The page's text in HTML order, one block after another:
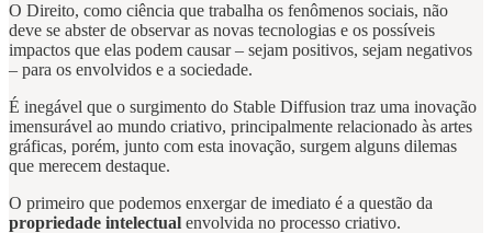
O Direito, como ciência que trabalha os fenômenos sociais, não
deve se abster de observar as novas tecnologias e os possíveis
impactos que elas podem causar – sejam positivos, sejam negativos
– para os envolvidos e a sociedade.
É inegável que o surgimento do Stable Diffusion traz uma inovação
imensurável ao mundo criativo, principalmente relacionado às artes
gráficas, porém, junto com esta inovação, surgem alguns dilemas
que merecem destaque.
O primeiro que podemos enxergar de imediato é a questão da
propriedade intelectual envolvida no processo criativo.